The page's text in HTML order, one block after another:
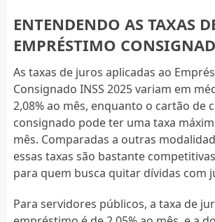
ENTENDENDO AS TAXAS
EMPRÉSTIMO
As taxas de juros aplicadas ao
Consignado INSS 2025 variam em
2,08% ao mês, enquanto o cartão de
consignado pode ter uma taxa
mês. Comparadas a outras
essas taxas são bastante
para quem busca quitar dívidas com
Para servidores públicos, a taxa de